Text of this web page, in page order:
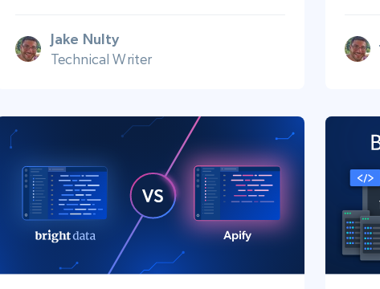
Jake Nulty
Technical Writer